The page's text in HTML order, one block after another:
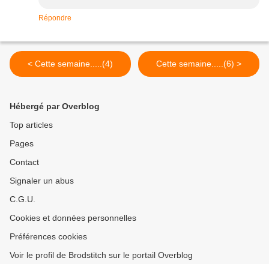
Répondre
< Cette semaine.....(4) Cette semaine.....(6) >
Hébergé par Overblog
Top articles
Pages
Contact
Signaler un abus
C.G.U.
Cookies et données personnelles
Préférences cookies
Voir le profil de Brodstitch sur le portail Overblog